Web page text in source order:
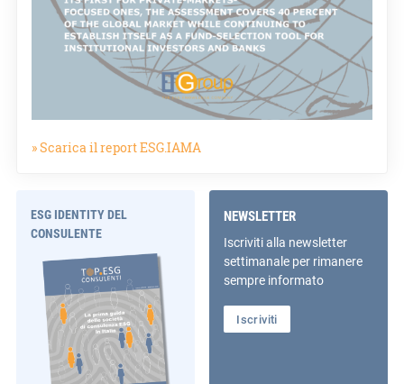
» Scarica il report ESG.IAMA
ESG IDENTITY DEL
CONSULENTE
NEWSLETTER
Iscriviti alla newsletter
settimanale per rimanere
sempre informato
Iscriviti